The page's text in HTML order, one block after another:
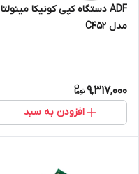
ADF دستگاه کپی کونیکا مینولتا
مدل C452
9,317,000
افزودن به سبد